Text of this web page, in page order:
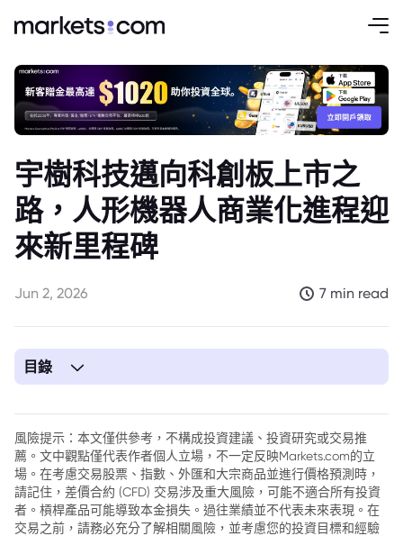
宇樹科技邁向科創板上市之
路，人形機器人商業化進程迎
來新里程碑
Jun 2, 2026 7 min read
目錄
風險提示：本文僅供參考，不構成投資建議、投資研究或交易推
薦。文中觀點僅代表作者個人立場，不一定反映Markets.com的立
場。在考慮交易股票、指數、外匯和大宗商品並進行價格預測時，
請記住，差價合約 (CFD) 交易涉及重大風險，可能不適合所有投資
者。槓桿產品可能導致本金損失。過往業績並不代表未來表現。在
交易之前，請務必充分了解相關風險，並考慮您的投資目標和經驗